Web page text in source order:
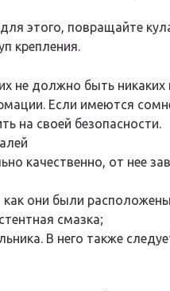
этого, повращайте
крепления.
не должно быть
Если имеются
на своей безопасности.
качественно, от нее
они были
смазка;
В него также